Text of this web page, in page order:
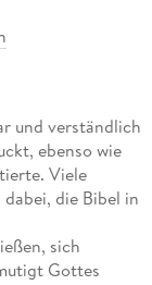
und verständlich
ebenso wie
Viele
die Bibel in
sich
Gottes